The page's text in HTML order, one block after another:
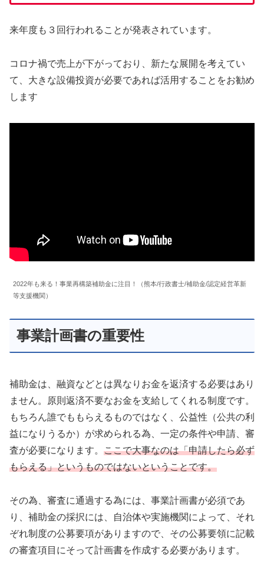
来年度も３回行われることが発表されています。
コロナ禍で売上が下がっており、新たな展開を考えてい
て、大きな設備投資が必要であれば活用することをお勧め
します
2022年も来る！事業再構築補助金に注目！（熊本/行政書士/補助金/認定経営革新
等支援機関）
事業計画書の重要性
補助金は、融資などとは異なりお金を返済する必要はあり
ません。原則返済不要なお金を支給してくれる制度です。
もちろん誰でももらえるものではなく、公益性（公共の利
益になりうるか）が求められる為、一定の条件や申請、審
査が必要になります。 ここで大事なのは「申請したら必ず
もらえる」というものではないということです。
その為、審査に通過する為には、事業計画書が必須であ
り、補助金の採択には、自治体や実施機関によって、それ
ぞれ制度の公募要項がありますので、その公募要領に記載
の審査項目にそって計画書を作成する必要があります。